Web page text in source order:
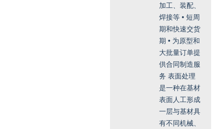
加工、装配、
焊接等 • 短周
期和快速交货
期 • 为原型和
大批量订单提
供合同制造服
务 表面处理
是一种在基材
表面人工形成
一层与基材具
有不同机械、